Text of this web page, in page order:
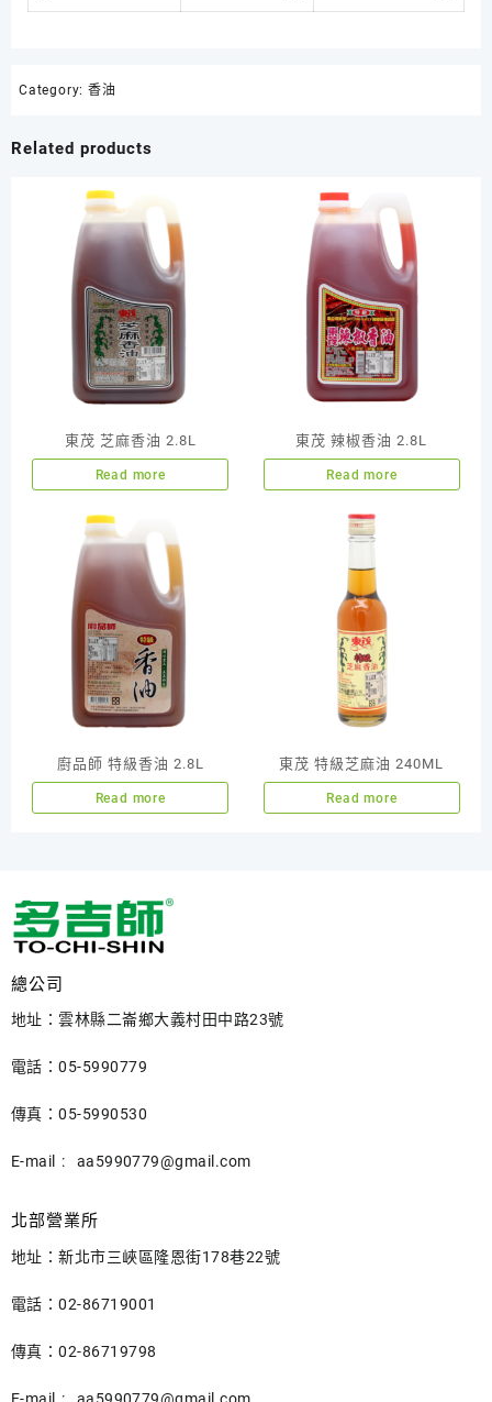
Category: 香油
Related products
東茂 芝麻香油 2.8L
Read more
東茂 辣椒香油 2.8L
Read more
廚品師 特級香油 2.8L
Read more
東茂 特級芝麻油 240ML
Read more
總公司
地址：雲林縣二崙鄉大義村田中路23號
電話：05-5990779
傳真：05-5990530
E-mail : aa5990779@gmail.com
北部營業所
地址：新北市三峽區隆恩街178巷22號
電話：02-86719001
傳真：02-86719798
E-mail : aa5990779@gmail.com